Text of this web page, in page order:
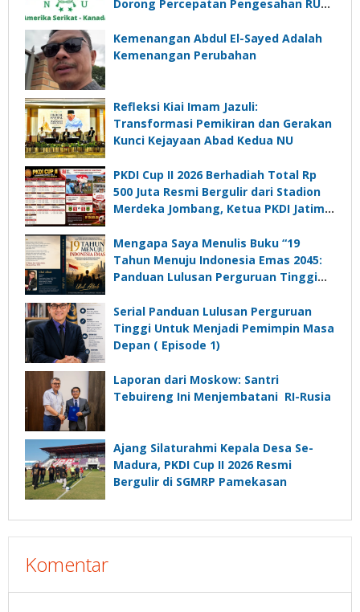
Dorong Percepatan Pengesahan RUU
Kemenangan Abdul El-Sayed Adalah
Kemenangan Perubahan
Refleksi Kiai Imam Jazuli:
Transformasi Pemikiran dan Gerakan
Kunci Kejayaan Abad Kedua NU
PKDI Cup II 2026 Berhadiah Total Rp
500 Juta Resmi Bergulir dari Stadion
Merdeka Jombang, Ketua PKDI Jatim:
Komunikasi Kades untuk Memajukan
Desa
Mengapa Saya Menulis Buku “19
Tahun Menuju Indonesia Emas 2045:
Panduan Lulusan Perguruan Tinggi
Depan”?
Serial Panduan Lulusan Perguruan
Tinggi Untuk Menjadi Pemimpin Masa
Depan ( Episode 1)
Laporan dari Moskow: Santri
Tebuireng Ini Menjembatani RI-Rusia
Ajang Silaturahmi Kepala Desa Se-
Madura, PKDI Cup II 2026 Resmi
Bergulir di SGMRP Pamekasan
Komentar